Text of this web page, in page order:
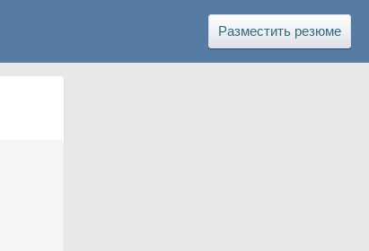
Разместить резюме